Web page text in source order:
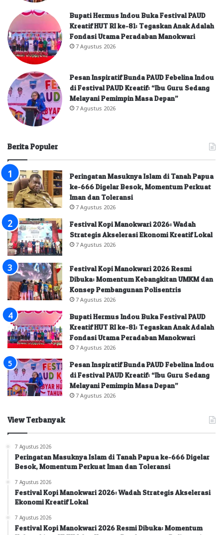
Bupati Hermus Indou Buka Festival PAUD
Kreatif HUT RI ke-81: Tegaskan Anak Adalah
Fondasi Utama Peradaban Manokwari
7 Agustus 2026
Pesan Inspiratif Bunda PAUD Febelina Indou
di Festival PAUD Kreatif: “Ibu Guru Sedang
Melayani Pemimpin Masa Depan”
7 Agustus 2026
Berita Populer
Peringatan Masuknya Islam di Tanah Papua
ke-666 Digelar Besok, Momentum Perkuat
Iman dan Toleransi
7 Agustus 2026
Festival Kopi Manokwari 2026: Wadah
Strategis Akselerasi Ekonomi Kreatif Lokal
7 Agustus 2026
Festival Kopi Manokwari 2026 Resmi
Dibuka: Momentum Kebangkitan UMKM dan
Konsep Pembangunan Polisentris
7 Agustus 2026
Bupati Hermus Indou Buka Festival PAUD
Kreatif HUT RI ke-81: Tegaskan Anak Adalah
Fondasi Utama Peradaban Manokwari
7 Agustus 2026
Pesan Inspiratif Bunda PAUD Febelina Indou
di Festival PAUD Kreatif: “Ibu Guru Sedang
Melayani Pemimpin Masa Depan”
7 Agustus 2026
View Terbanyak
7 Agustus 2026
Peringatan Masuknya Islam di Tanah Papua ke-666 Digelar
Besok, Momentum Perkuat Iman dan Toleransi
7 Agustus 2026
Festival Kopi Manokwari 2026: Wadah Strategis Akselerasi
Ekonomi Kreatif Lokal
7 Agustus 2026
Festival Kopi Manokwari 2026 Resmi Dibuka: Momentum